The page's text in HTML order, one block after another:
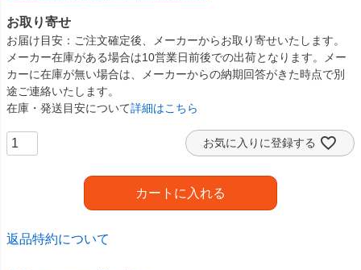
お取り寄せ
お届け目安
ご注文確定後、メーカーからお取り寄せいたします。
メーカー在庫がある場合は10営業日前後での出荷となります。メー
カーに在庫が無い場合は、メーカーからの納期回答がきた時点で別
途ご連絡いたします。
在庫・発送目安について詳細はこちら
お気に入りに登録する
カートに入れる
返品特約について